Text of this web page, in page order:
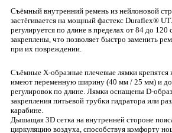
Съёмный внутренний ремень из нейлоновой
застёгивается на мощный фастекс Duraflex®
регулируется по длине в пределах от 84 до
закреплены, что позволяет быстро заменить
при их повреждении.
Съёмные Х-образные плечевые лямки крепятся
имеют переменную ширину (40 мм / 25 мм) и
регулировок по длине. Лямки оснащены D-
закрепления питьевой трубки гидратора или
карабине.
Дышащая 3D сетка на внутренней стороне
циркуляцию воздуха, способствуя комфорту